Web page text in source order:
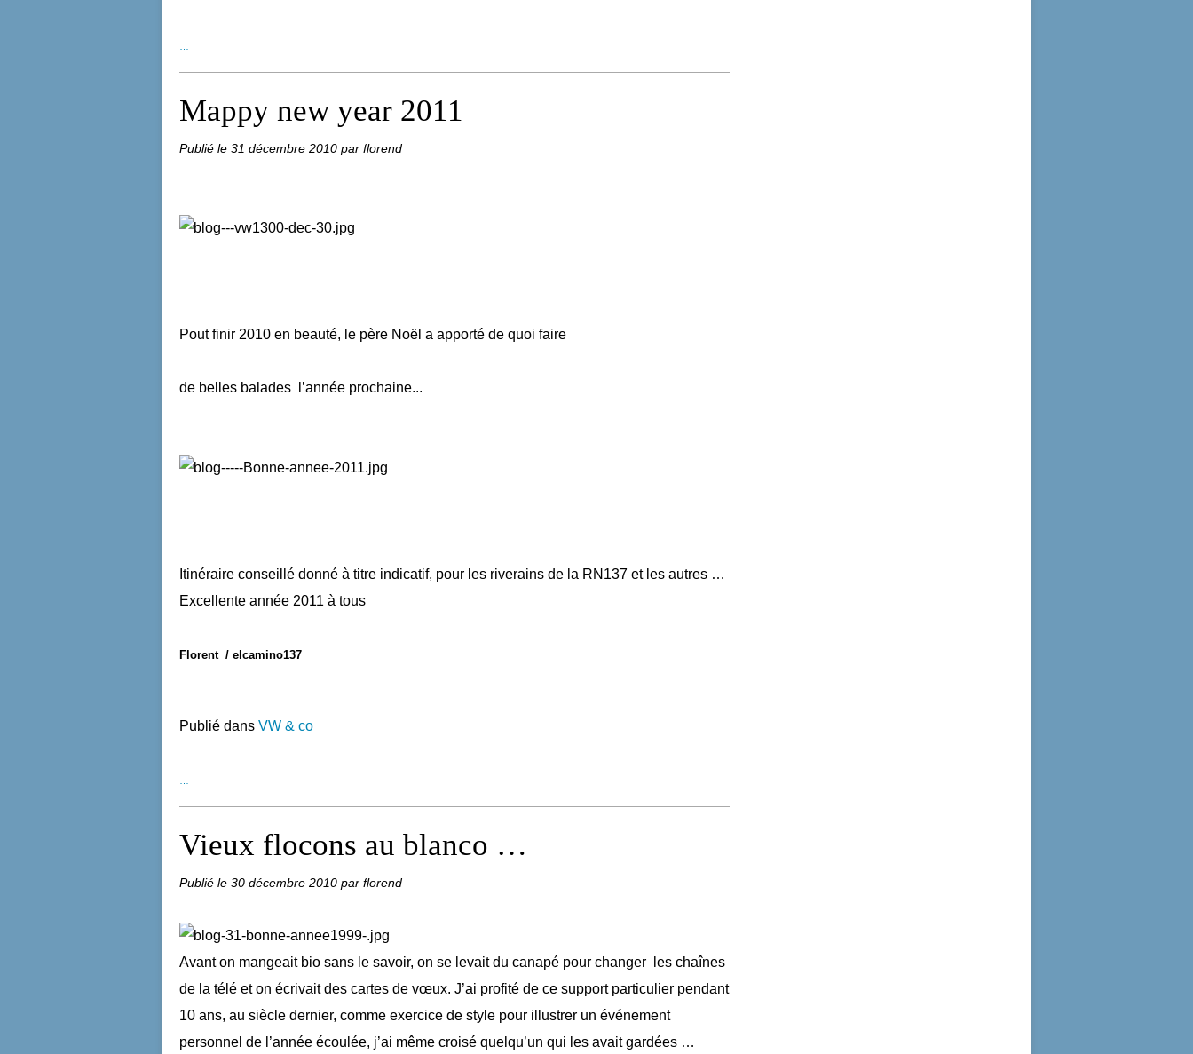
Mappy new year 2011
Publié le 31 décembre 2010 par florend
Pout finir 2010 en beauté, le père Noël a apporté de quoi faire
de belles balades l’année prochaine...
Itinéraire conseillé donné à titre indicatif, pour les riverains de la RN137 et les autres …
Excellente année 2011 à tous
Florent / elcamino137
Publié dans VW & co
Vieux flocons au blanco …
Publié le 30 décembre 2010 par florend
Avant on mangeait bio sans le savoir, on se levait du canapé pour changer les chaînes
de la télé et on écrivait des cartes de vœux. J’ai profité de ce support particulier pendant
10 ans, au siècle dernier, comme exercice de style pour illustrer un événement
personnel de l’année écoulée, j’ai même croisé quelqu’un qui les avait gardées …